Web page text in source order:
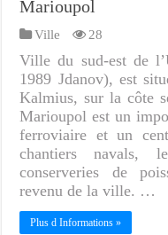
Marioupol
Ville 28
Ville du sud-est de
1989 Jdanov), est
Kalmius, sur la côte
Marioupol est un
ferroviaire et un
chantiers navals,
conserveries de
revenu de la ville. …
Plus d Informations »